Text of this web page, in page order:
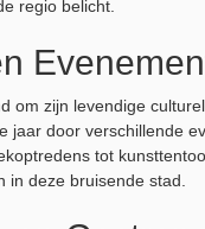
regio belicht.
om zijn levendige
jaar door verschillende
tot
in deze bruisende stad.